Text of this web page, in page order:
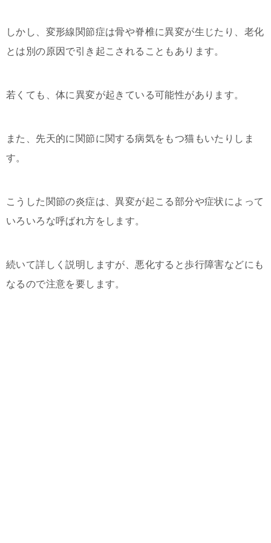
しかし、変形線関節症は骨や脊椎に異変が生じたり、老化
とは別の原因で引き起こされることもあります。
若くても、体に異変が起きている可能性があります。
また、先天的に関節に関する病気をもつ猫もいたりしま
す。
こうした関節の炎症は、異変が起こる部分や症状によって
いろいろな呼ばれ方をします。
続いて詳しく説明しますが、悪化すると歩行障害などにも
なるので注意を要します。